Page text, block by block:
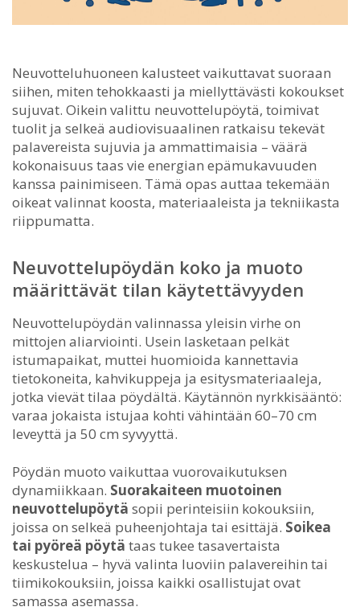
Neuvotteluhuoneen kalusteet vaikuttavat suoraan
siihen, miten tehokkaasti ja miellyttävästi kokoukset
sujuvat. Oikein valittu neuvottelupöytä, toimivat
tuolit ja selkeä audiovisuaalinen ratkaisu tekevät
palavereista sujuvia ja ammattimaisia – väärä
kokonaisuus taas vie energian epämukavuuden
kanssa painimiseen. Tämä opas auttaa tekemään
oikeat valinnat koosta, materiaaleista ja tekniikasta
riippumatta.
Neuvottelupöydän koko ja muoto
määrittävät tilan käytettävyyden
Neuvottelupöydän valinnassa yleisin virhe on
mittojen aliarviointi. Usein lasketaan pelkät
istumapaikat, muttei huomioida kannettavia
tietokoneita, kahvikuppeja ja esitysmateriaaleja,
jotka vievät tilaa pöydältä. Käytännön nyrkkisääntö:
varaa jokaista istujaa kohti vähintään 60–70 cm
leveyttä ja 50 cm syvyyttä.
Pöydän muoto vaikuttaa vuorovaikutuksen
dynamiikkaan. Suorakaiteen muotoinen
neuvottelupöytä sopii perinteisiin kokouksiin,
joissa on selkeä puheenjohtaja tai esittäjä. Soikea
tai pyöreä pöytä taas tukee tasavertaista
keskustelua – hyvä valinta luoviin palavereihin tai
tiimikokouksiin, joissa kaikki osallistujat ovat
samassa asemassa.